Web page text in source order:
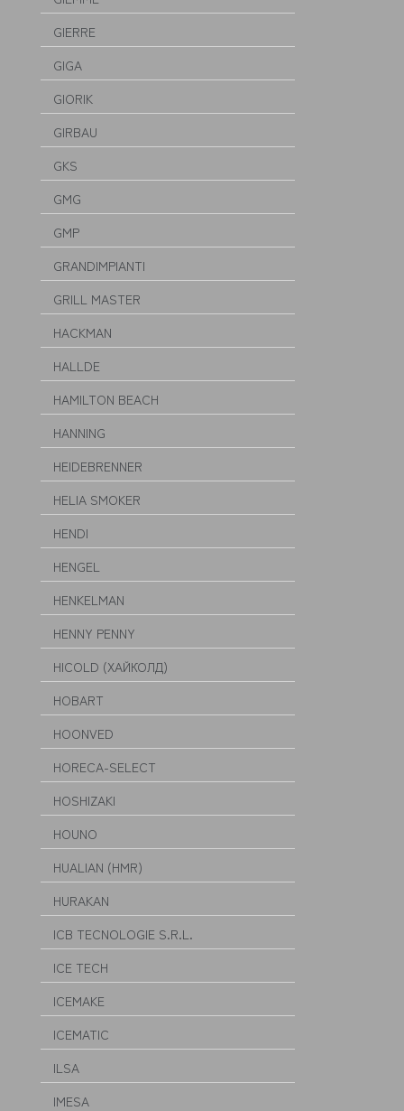
GIERRE
GIGA
GIORIK
GIRBAU
GKS
GMG
GMP
GRANDIMPIANTI
GRILL MASTER
HACKMAN
HALLDE
HAMILTON BEACH
HANNING
HEIDEBRENNER
HELIA SMOKER
HENDI
HENGEL
HENKELMAN
HENNY PENNY
HICOLD (ХАЙКОЛД)
HOBART
HOONVED
HORECA-SELECT
HOSHIZAKI
HOUNO
HUALIAN (HMR)
HURAKAN
ICB TECNOLOGIE S.R.L.
ICE TECH
ICEMAKE
ICEMATIC
ILSA
IMESA